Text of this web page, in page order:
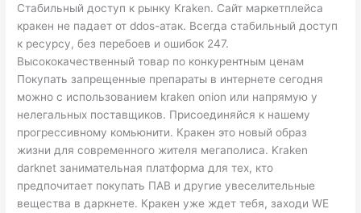
Стабильный доступ к рынку Kraken. Сайт маркетплейса
кракен не падает от ddos-атак. Всегда стабильный доступ
к ресурсу, без перебоев и ошибок 247.
Высококачественный товар по конкурентным ценам
Покупать запрещенные препараты в интернете сегодня
можно с использованием kraken onion или напрямую у
нелегальных поставщиков. Присоединяйся к нашему
прогрессивному комьюнити. Кракен это новый образ
жизни для современного жителя мегаполиса. Kraken
darknet занимательная платформа для тех, кто
предпочитает покупать ПАВ и другие увеселительные
вещества в даркнете. Кракен уже ждет тебя, заходи WE